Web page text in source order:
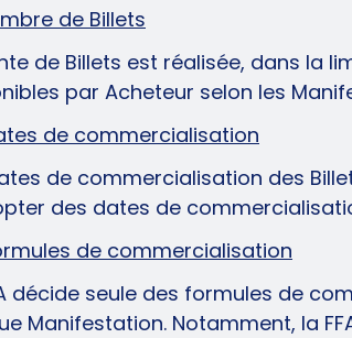
de Billets
de Billets est réalisée, dans la
par Acheteur selon les
de commercialisation
de commercialisation des
des dates de
de commercialisation
décide seule des formules de
Manifestation. Notamment, la